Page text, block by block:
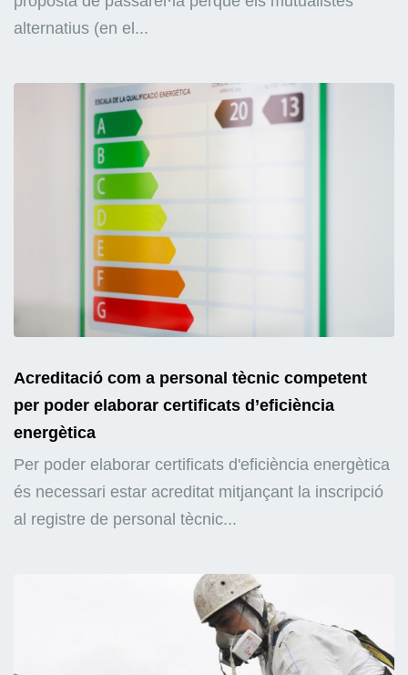
alternatius (en el...
Acreditació com a personal tècnic competent
per poder elaborar certificats d’eficiència
energètica
Per poder elaborar certificats d'eficiència energètica
és necessari estar acreditat mitjançant la inscripció
al registre de personal tècnic...